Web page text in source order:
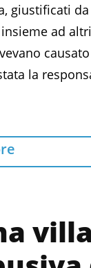
giustificati
ad
la